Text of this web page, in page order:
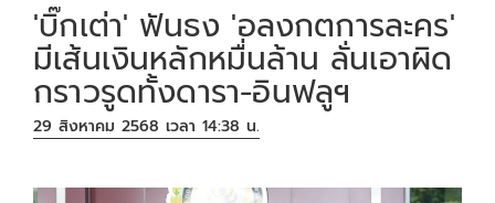
'บิ๊กเต่า' ฟันธง 'อลงกตการละคร'
มีเส้นเงินหลักหมื่นล้าน ลั่นเอาผิด
กราวรูดทั้งดารา-อินฟลูฯ
29 สิงหาคม 2568 เวลา 14:38 น.